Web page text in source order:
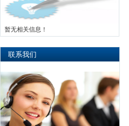
暂无相关信息！
联系我们